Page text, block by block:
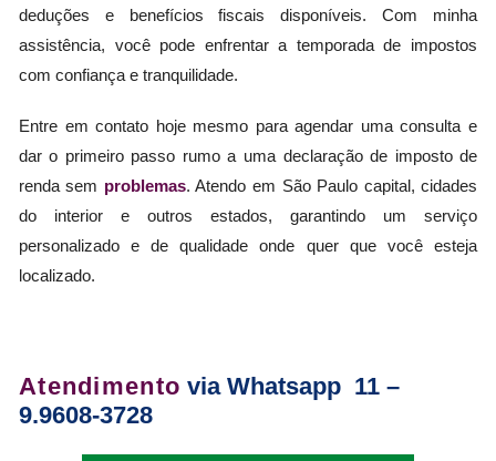
deduções e benefícios fiscais disponíveis. Com minha
assistência, você pode enfrentar a temporada de impostos
com confiança e tranquilidade.
Entre em contato hoje mesmo para agendar uma consulta e
dar o primeiro passo rumo a uma declaração de imposto de
renda sem problemas. Atendo em São Paulo capital, cidades
do interior e outros estados, garantindo um serviço
personalizado e de qualidade onde quer que você esteja
localizado.
Atendimento via Whatsapp 11 –
9.9608-3728